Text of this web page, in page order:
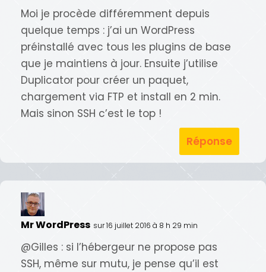
Moi je procède différemment depuis
quelque temps : j’ai un WordPress
préinstallé avec tous les plugins de base
que je maintiens à jour. Ensuite j’utilise
Duplicator pour créer un paquet,
chargement via FTP et install en 2 min.
Mais sinon SSH c’est le top !
Réponse
Mr WordPress sur 16 juillet 2016 à 8 h 29 min
@Gilles : si l’hébergeur ne propose pas
SSH, même sur mutu, je pense qu’il est